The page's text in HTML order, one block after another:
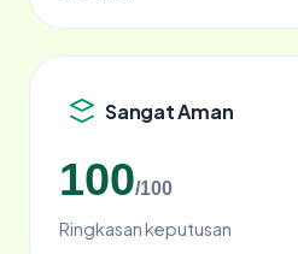
Sangat Aman
100/100
Ringkasan keputusan